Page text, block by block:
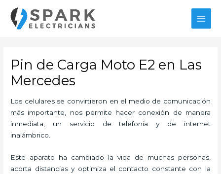
contenido
Pin de Carga Moto E2 en Las
Mercedes
Los celulares se convirtieron en el medio de comunicación
más importante, nos permite hacer conexión de manera
inmediata, un servicio de telefonía y de internet
inalámbrico.
Este aparato ha cambiado la vida de muchas personas,
acorta distancias y optimiza el contacto constante con la